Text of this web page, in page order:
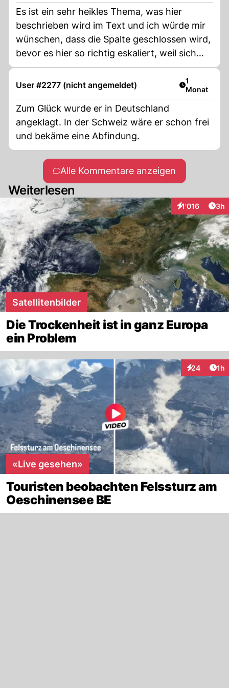
Es ist ein sehr heikles Thema, was hier
beschrieben wird im Text und ich würde mir
wünschen, dass die Spalte geschlossen wird,
bevor es hier so richtig eskaliert, weil sich
viele einfach nicht im Griff haben.
User #2277 (nicht angemeldet) Artikel
1
Monat
Zum Glück wurde er in Deutschland
angeklagt. In der Schweiz wäre er schon frei
und bekäme eine Abfindung.
Alle Kommentare anzeigen
Weiterlesen
1'016
Interaktionen3h
Satellitenbilder
Die Trockenheit ist in ganz Europa
ein Problem
24
Interaktionen
1h
«Live gesehen»
Touristen beobachten Felssturz am
Oeschinensee BE